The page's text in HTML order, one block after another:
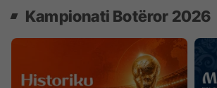
Kampionati Botëror 2026